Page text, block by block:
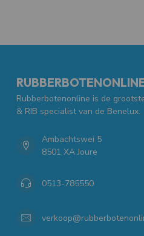
Rubberbotenonline is de
& RIB specialist van de Benelux.
Ambachtswei 5
8501 XA Joure
0513-785550